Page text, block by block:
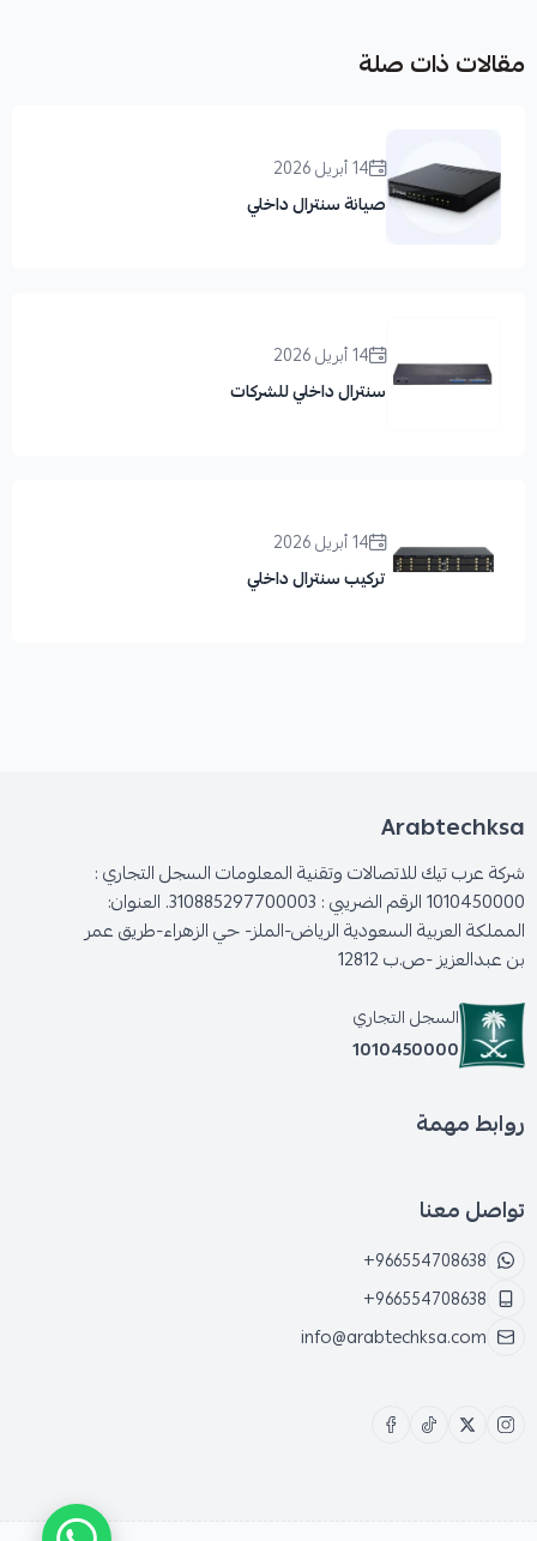
مقالات ذات صلة
14 أبريل 2026
صيانة سنترال داخلي
14 أبريل 2026
سنترال داخلي للشركات
14 أبريل 2026
تركيب سنترال داخلي
Arabtechksa
شركة عرب تيك للاتصالات وتقنية المعلومات السجل التجاري :
1010450000 الرقم الضريبي : 310885297700003. العنوان:
المملكة العربية السعودية الرياض-الملز- حي الزهراء-طريق عمر
بن عبدالعزيز -ص.ب 12812
السجل التجاري
1010450000
روابط مهمة
تواصل معنا
+966554708638
+966554708638
info@arabtechksa.com